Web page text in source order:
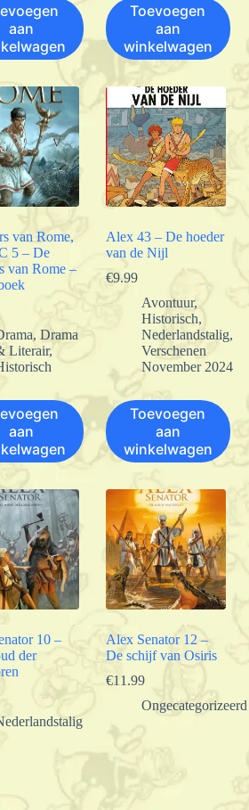
aan
Toevoegen
aan
winkelwagen
van Rome,
5 – De
van Rome –
, Drama
Literair,
aan
Alex 43 – De hoeder
van de Nijl
€9.99
Avontuur,
Historisch,
Nederlandstalig,
Verschenen
November 2024
Toevoegen
aan
winkelwagen
10 –
der
Alex Senator 12 –
De schijf van Osiris
€11.99
Ongecategorizeerd